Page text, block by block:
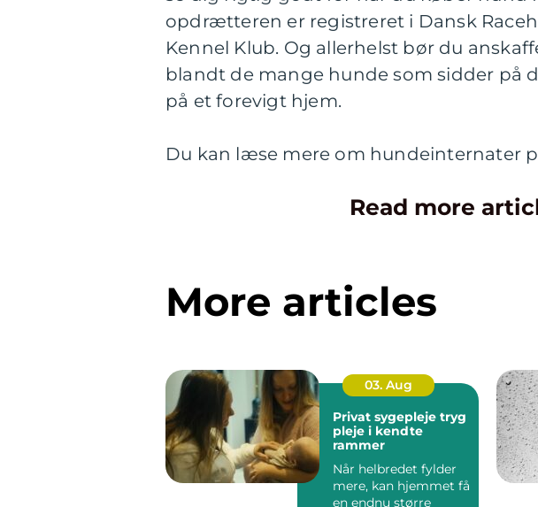
opdrætteren er registreret i Dansk
Kennel Klub. Og allerhelst bør du
blandt de mange hunde som sidder på
på et forevigt hjem.
Du kan læse mere om hundeinternater
Read more
More articles
03. Aug
Privat sygepleje tryg
pleje i kendte
rammer
Når helbredet fylder
mere, kan hjemmet få
en endnu større